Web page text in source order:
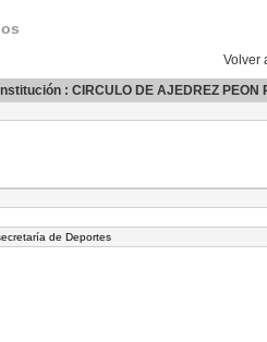
Volver
Institución : CIRCULO DE AJEDREZ PEON
de Deportes